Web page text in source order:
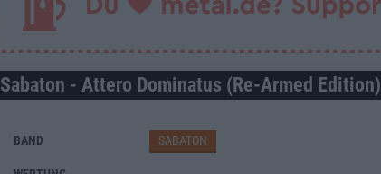
Sabaton - Attero Dominatus (Re-Armed Edition)
BAND SABATON